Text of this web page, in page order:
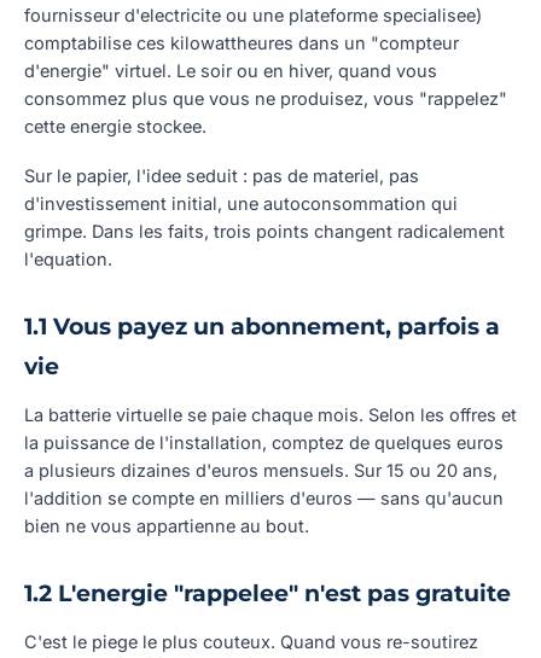
fournisseur d'electricite ou une plateforme specialisee)
comptabilise ces kilowattheures dans un "compteur
d'energie" virtuel. Le soir ou en hiver, quand vous
consommez plus que vous ne produisez, vous "rappelez"
cette energie stockee.
Sur le papier, l'idee seduit : pas de materiel, pas
d'investissement initial, une autoconsommation qui
grimpe. Dans les faits, trois points changent radicalement
l'equation.
1.1 Vous payez un abonnement, parfois a
vie
La batterie virtuelle se paie chaque mois. Selon les offres et
la puissance de l'installation, comptez de quelques euros
a plusieurs dizaines d'euros mensuels. Sur 15 ou 20 ans,
l'addition se compte en milliers d'euros — sans qu'aucun
bien ne vous appartienne au bout.
1.2 L'energie "rappelee" n'est pas gratuite
C'est le piege le plus couteux. Quand vous re-soutirez